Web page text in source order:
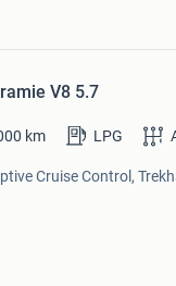
V8 5.7
km LPG
Cruise Control,